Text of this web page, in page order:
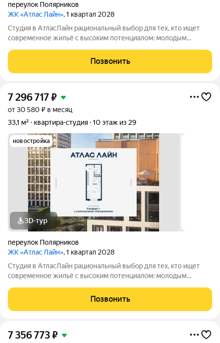
переулок Полярников
ЖК «Атлас Лайн», 1 квартал 2028
Студия в АтласЛайн рациональный выбор для тех, кто ищет
современное жильё с высоким потенциалом: молодым
планировка позволяет эффективно организовать
пространство и использовать для дохода от
Позвонить
7 296 717₽
от 30 580 ₽ в месяц
33,1 м²
квартира-студия 10 этаж из 29
новостройка
3D-тур
переулок Полярников
ЖК «Атлас Лайн», 1 квартал 2028
Студия в АтласЛайн рациональный выбор для тех, кто ищет
современное жильё с высоким потенциалом: молодым
планировка позволяет эффективно организовать
пространство и использовать для дохода от
Позвонить
7 356 773₽